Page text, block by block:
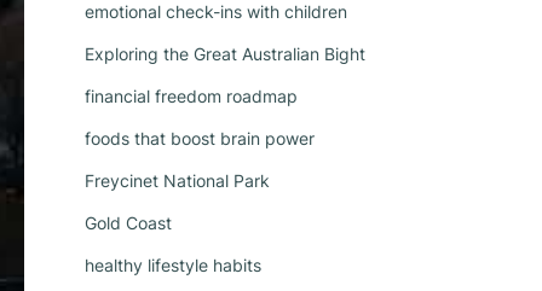
emotional check-ins with children
Exploring the Great Australian Bight
financial freedom roadmap
foods that boost brain power
Freycinet National Park
Gold Coast
healthy lifestyle habits